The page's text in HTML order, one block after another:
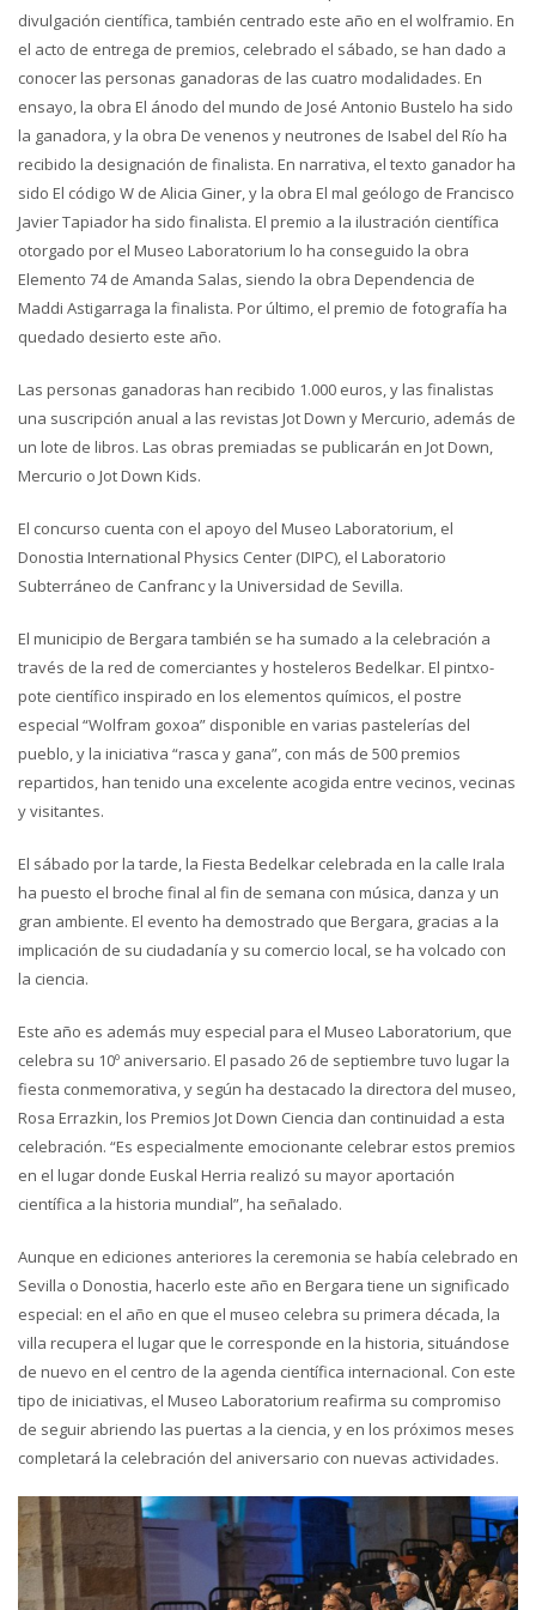
divulgación científica, también centrado este año en el wolframio. En
el acto de entrega de premios, celebrado el sábado, se han dado a
conocer las personas ganadoras de las cuatro modalidades. En
ensayo, la obra El ánodo del mundo de José Antonio Bustelo ha sido
la ganadora, y la obra De venenos y neutrones de Isabel del Río ha
recibido la designación de finalista. En narrativa, el texto ganador ha
sido El código W de Alicia Giner, y la obra El mal geólogo de Francisco
Javier Tapiador ha sido finalista. El premio a la ilustración científica
otorgado por el Museo Laboratorium lo ha conseguido la obra
Elemento 74 de Amanda Salas, siendo la obra Dependencia de
Maddi Astigarraga la finalista. Por último, el premio de fotografía ha
quedado desierto este año.
Las personas ganadoras han recibido 1.000 euros, y las finalistas
una suscripción anual a las revistas Jot Down y Mercurio, además de
un lote de libros. Las obras premiadas se publicarán en Jot Down,
Mercurio o Jot Down Kids.
El concurso cuenta con el apoyo del Museo Laboratorium, el
Donostia International Physics Center (DIPC), el Laboratorio
Subterráneo de Canfranc y la Universidad de Sevilla.
El municipio de Bergara también se ha sumado a la celebración a
través de la red de comerciantes y hosteleros Bedelkar. El pintxo-
pote científico inspirado en los elementos químicos, el postre
especial “Wolfram goxoa” disponible en varias pastelerías del
pueblo, y la iniciativa “rasca y gana”, con más de 500 premios
repartidos, han tenido una excelente acogida entre vecinos, vecinas
y visitantes.
El sábado por la tarde, la Fiesta Bedelkar celebrada en la calle Irala
ha puesto el broche final al fin de semana con música, danza y un
gran ambiente. El evento ha demostrado que Bergara, gracias a la
implicación de su ciudadanía y su comercio local, se ha volcado con
la ciencia.
Este año es además muy especial para el Museo Laboratorium, que
celebra su 10º aniversario. El pasado 26 de septiembre tuvo lugar la
fiesta conmemorativa, y según ha destacado la directora del museo,
Rosa Errazkin, los Premios Jot Down Ciencia dan continuidad a esta
celebración. “Es especialmente emocionante celebrar estos premios
en el lugar donde Euskal Herria realizó su mayor aportación
científica a la historia mundial”, ha señalado.
Aunque en ediciones anteriores la ceremonia se había celebrado en
Sevilla o Donostia, hacerlo este año en Bergara tiene un significado
especial: en el año en que el museo celebra su primera década, la
villa recupera el lugar que le corresponde en la historia, situándose
de nuevo en el centro de la agenda científica internacional. Con este
tipo de iniciativas, el Museo Laboratorium reafirma su compromiso
de seguir abriendo las puertas a la ciencia, y en los próximos meses
completará la celebración del aniversario con nuevas actividades.